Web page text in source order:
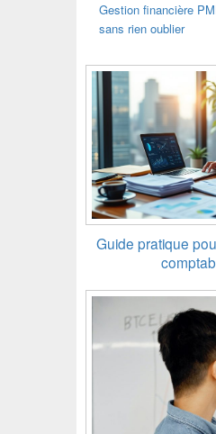
Gestion financière
sans rien oublier
Guide pratique